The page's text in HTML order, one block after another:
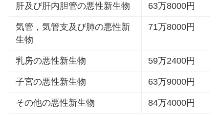
肝及び肝内胆管の悪性新生物 63万8000円
気管，気管支及び肺の悪性新
生物
71万8000円
乳房の悪性新生物 59万2400円
子宮の悪性新生物 63万9000円
その他の悪性新生物 84万4000円